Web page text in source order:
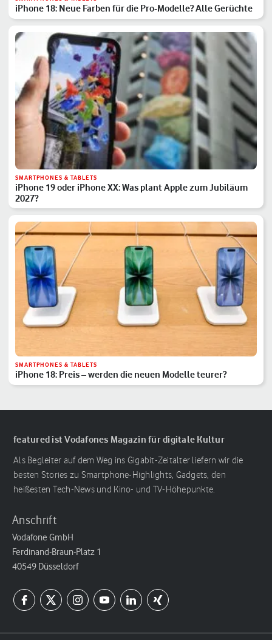
iPhone 18: Neue Farben für die Pro-Modelle? Alle Gerüchte
SMARTPHONES & TABLETS
iPhone 19 oder iPhone XX: Was plant Apple zum Jubiläum
2027?
SMARTPHONES & TABLETS
iPhone 18: Preis – werden die neuen Modelle teurer?
featured ist Vodafones Magazin für digitale Kultur
Als Begleiter auf dem Weg ins Gigabit-Zeitalter liefern wir die
besten Stories zu Smartphone-Highlights, Gadgets, den
heißesten Tech-News und Kino- und TV-Höhepunkte.
Anschrift
Vodafone GmbH
Ferdinand-Braun-Platz 1
40549 Düsseldorf